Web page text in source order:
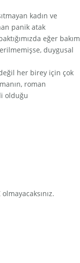
kadın ve
panik atak
eğer bakım
duygusal
her birey için çok
roman
olduğu